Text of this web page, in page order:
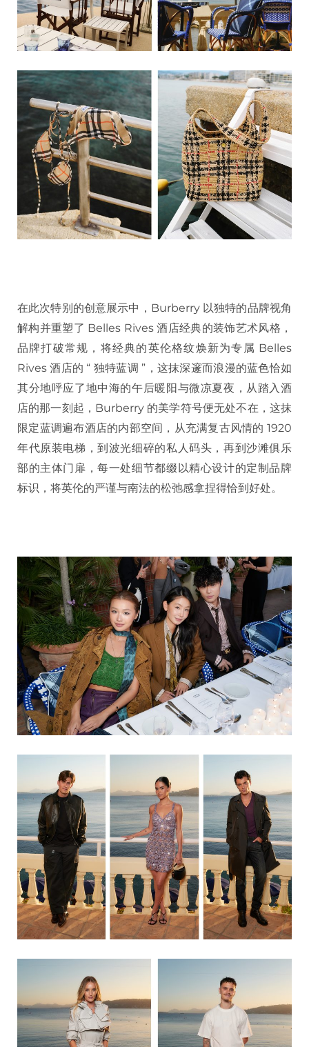
在此次特别的创意展示中，Burberry 以独特的品牌视角
解构并重塑了 Belles Rives 酒店经典的装饰艺术风格，
品牌打破常规，将经典的英伦格纹焕新为专属 Belles
Rives 酒店的 “ 独特蓝调 ”，这抹深邃而浪漫的蓝色恰如
其分地呼应了地中海的午后暖阳与微凉夏夜，从踏入酒
店的那一刻起，Burberry 的美学符号便无处不在，这抹
限定蓝调遍布酒店的内部空间，从充满复古风情的 1920
年代原装电梯，到波光细碎的私人码头，再到沙滩俱乐
部的主体门扉，每一处细节都缀以精心设计的定制品牌
标识，将英伦的严谨与南法的松弛感拿捏得恰到好处。